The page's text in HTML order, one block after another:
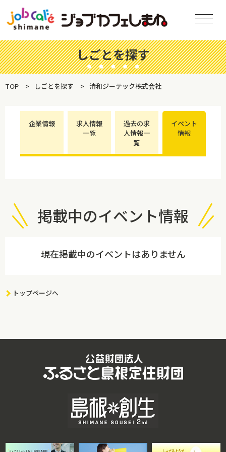
しごとを探す
TOP しごとを探す 清和ジーテック株式会社
企業情報
求人情報
一覧
過去の求
人情報一
覧
イベント
情報
掲載中のイベント情報
現在掲載中のイベントはありません
トップページへ